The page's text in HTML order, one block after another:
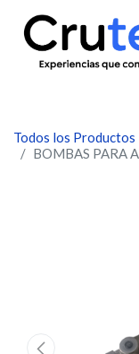
Todos los Productos
BOMBAS PARA